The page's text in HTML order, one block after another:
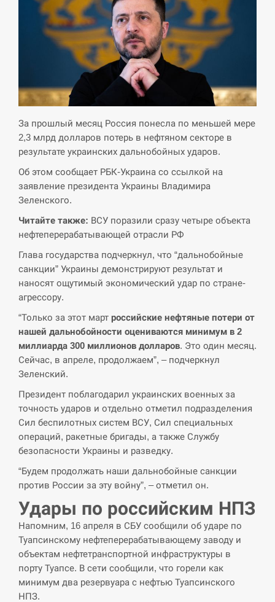
СЕРПЕНЬ
РФ провела новий раунд таємних зустрічей з
Європою щодо війни…
Экс-послу в США Стефанишиной вручили новое
СЕРПЕНЬ
У Росії розгортається ракетний підрозділ КНДР –
Reuters
СЕРПЕНЬ
14:23
хотя у партнеров они…
СЕРПЕНЬ
14:10
У Румунії затоплять чотири баржі для
збільшення потоку води до…
СЕРПЕНЬ
13:53
дронов Украины
СЕРПЕНЬ
Біля українського літака в аеропорту Лейпцига
СЕРПЕНЬ
13:23
“Они должны быть уничтожены”: в МИДе
ответили, как отреагируют на…
СЕРПЕНЬ
13:10
Тайвань проводить найбільші військові
За прошлый месяц Россия понесла по меньшей мере
2,3 млрд долларов потерь в нефтяном секторе в
результате украинских дальнобойных ударов.
Об этом сообщает РБК-Украина со ссылкой на
заявление президента Украины Владимира
Зеленского.
Читайте также: ВСУ поразили сразу четыре объекта
нефтеперерабатывающей отрасли РФ
Глава государства подчеркнул, что “дальнобойные
санкции” Украины демонстрируют результат и
наносят ощутимый экономический удар по стране-
агрессору.
“Только за этот март российские нефтяные потери от
нашей дальнобойности оцениваются минимум в 2
миллиарда 300 миллионов долларов. Это один месяц.
Сейчас, в апреле, продолжаем”, – подчеркнул
Зеленский.
Президент поблагодарил украинских военных за
точность ударов и отдельно отметил подразделения
Сил беспилотных систем ВСУ, Сил специальных
операций, ракетные бригады, а также Службу
безопасности Украины и разведку.
“Будем продолжать наши дальнобойные санкции
против России за эту войну”, – отметил он.
Удары по российским НПЗ
Напомним, 16 апреля в СБУ сообщили об ударе по
Туапсинскому нефтеперерабатывающему заводу и
объектам нефтетранспортной инфраструктуры в
порту Туапсе. В сети сообщили, что горели как
минимум два резервуара с нефтью Туапсинского
НПЗ.